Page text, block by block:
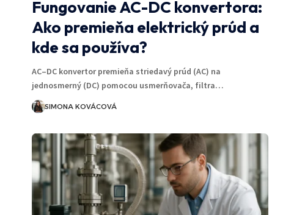
Fungovanie AC-DC konvertora:
Ako premieňa elektrický prúd a
kde sa používa?
AC–DC konvertor premieňa striedavý prúd (AC) na
jednosmerný (DC) pomocou usmerňovača, filtra…
SIMONA KOVÁCOVÁ